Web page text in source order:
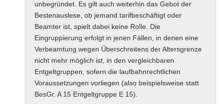
unbegründet. Es gilt auch weiterhin das Gebot der
Bestenauslese, ob jemand tarifbeschäftigt oder
Beamter ist, spielt dabei keine Rolle. Die
Eingruppierung erfolgt in jenen Fällen, in denen eine
Verbeamtung wegen Überschreitens der Altersgrenze
nicht mehr möglich ist, in den vergleichbaren
Entgeltgruppen, sofern die laufbahnrechtlichen
Voraussetzungen vorliegen (also beispielsweise statt
BesGr. A 15 Entgeltgruppe E 15).